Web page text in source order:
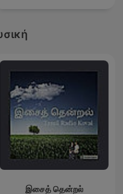
இசைத் தென்றல்